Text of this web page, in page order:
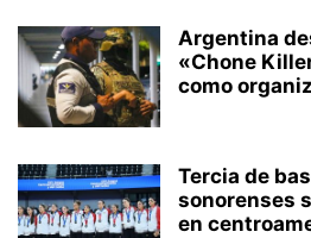
Argentina
«Chone
como
Tercia de
sonorenses
en